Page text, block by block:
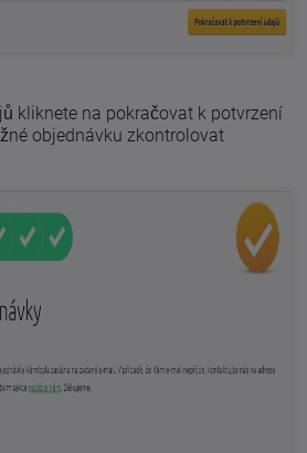
kliknete na pokračovat k potvrzení
objednávku zkontrolovat